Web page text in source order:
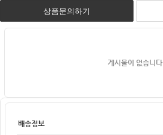
상품문의하기
게시물이 없습니다
배송정보